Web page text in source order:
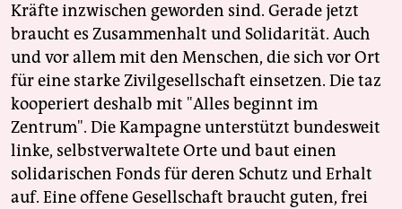
Kräfte inzwischen geworden sind. Gerade jetzt
braucht es Zusammenhalt und Solidarität. Auch
und vor allem mit den Menschen, die sich vor Ort
für eine starke Zivilgesellschaft einsetzen. Die taz
kooperiert deshalb mit "Alles beginnt im
Zentrum". Die Kampagne unterstützt bundesweit
linke, selbstverwaltete Orte und baut einen
solidarischen Fonds für deren Schutz und Erhalt
auf. Eine offene Gesellschaft braucht guten, frei